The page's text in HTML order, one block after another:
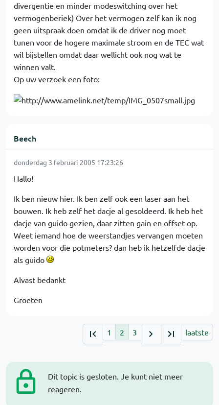
Dit topic is gesloten. Je kunt niet meer
reageren.
divergentie en minder modeswitching over het
vermogenberiek) Over het vermogen zelf kan ik nog
geen uitspraak doen omdat ik de driver nog moet
tunen voor de hogere maximale stroom en de TEC wat
wil bijstellen omdat daar wellicht ook nog wat te
winnen valt.
Op uw verzoek een foto:
Beech
donderdag 3 februari 2005 17:23:26
Hallo!
Ik ben nieuw hier. Ik ben zelf ook een laser aan het
bouwen. Ik heb zelf het dacje al gesoldeerd. Ik heb het
dacje van guido gezien, daar zitten gain en offset op.
Weet iemand hoe de weerstandjes vervangen moeten
worden voor die potmeters? dan heb ik hetzelfde dacje
als guido
Alvast bedankt
Groeten
1 2 3 laatste